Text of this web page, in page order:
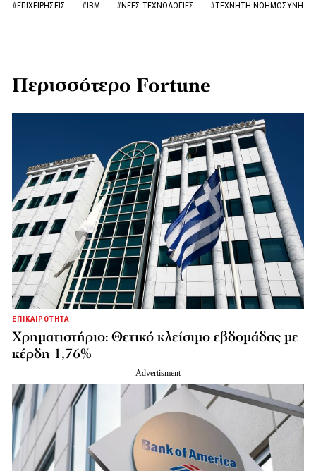
#ΕΠΙΧΕΙΡΗΣΕΙΣ #IBM #ΝΕΕΣ ΤΕΧΝΟΛΟΓΙΕΣ #ΤΕΧΝΗΤΗ ΝΟΗΜΟΣΥΝΗ
Περισσότερο Fortune
ΕΠΙΚΑΙΡΟΤΗΤΑ
Χρηματιστήριο: Θετικό κλείσιμο εβδομάδας με
κέρδη 1,76%